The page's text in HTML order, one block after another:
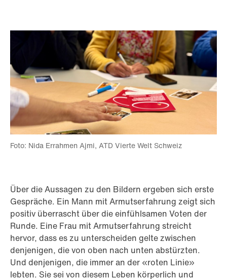
Foto: Nida Errahmen Ajmi, ATD Vierte Welt Schweiz
Über die Aussagen zu den Bildern ergeben sich erste
Gespräche. Ein Mann mit Armutserfahrung zeigt sich
positiv überrascht über die einfühlsamen Voten der
Runde. Eine Frau mit Armutserfahrung streicht
hervor, dass es zu unterscheiden gelte zwischen
denjenigen, die von oben nach unten abstürzten.
Und denjenigen, die immer an der «roten Linie»
lebten. Sie sei von diesem Leben körperlich und